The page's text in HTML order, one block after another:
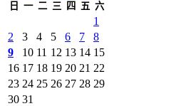
日 一 二 三 四 五 六
1
2
3 4 5 6 7
8
9
10 11 12 13 14 15
16 17 18 19 20 21 22
23 24 25 26 27 28 29
30 31